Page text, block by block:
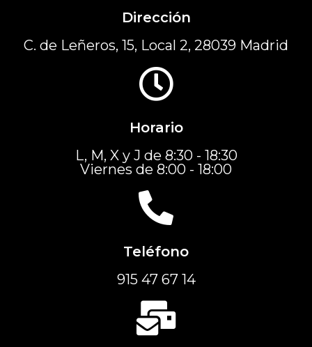
Dirección
C. de Leñeros, 15, Local 2, 28039 Madrid
Horario
L, M, X y J de 8:30 - 18:30
Viernes de 8:00 - 18:00
Teléfono
915 47 67 14